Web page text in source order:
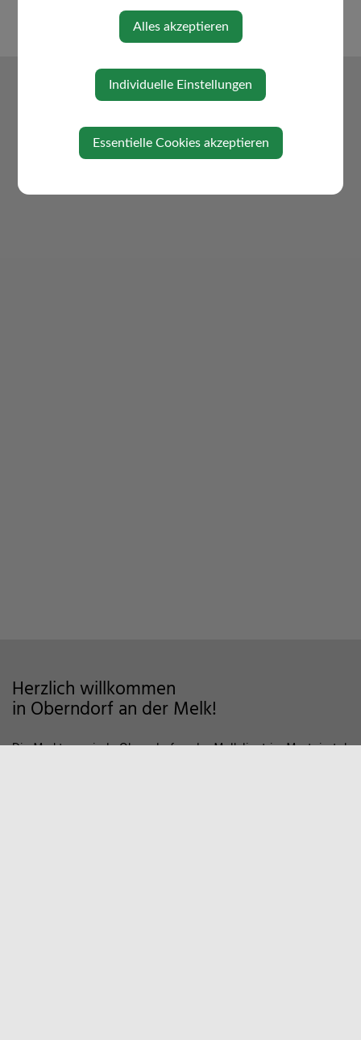
Herzlich willkommen
in Oberndorf an der Melk!
Die Marktgemeinde Oberndorf an der Melk liegt im Mostviertel
Alles akzeptieren
Individuelle Einstellungen
Essentielle Cookies akzeptieren